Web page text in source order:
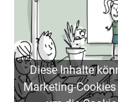
n
g
Diese Inhalte
Marketing-